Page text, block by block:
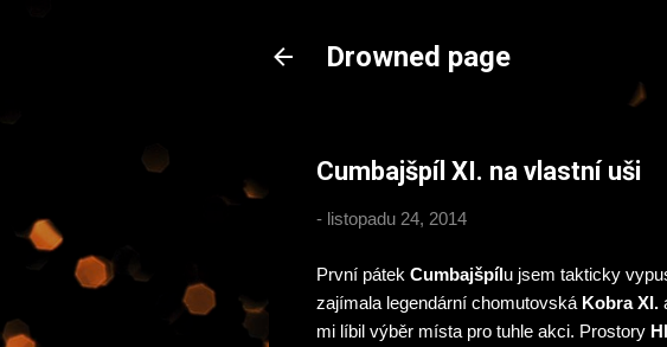
Drowned page
Cumbajšpíl XI. na vlastní uši
- listopadu 24, 2014
První pátek Cumbajšpílu jsem takticky
zajímala legendární chomutovská Kobra XI.
mi líbil výběr místa pro tuhle akci. Prostory